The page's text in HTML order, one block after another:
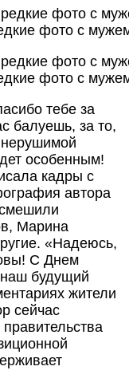
фото с
фото с
тебе за
балуешь, за то,
нерушимой
особенным!
кадры с
автора
Марина
«Надеюсь,
С Днем
будущий
жители
сейчас